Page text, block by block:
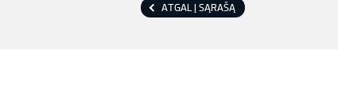
ATGAL Į SĄRAŠĄ